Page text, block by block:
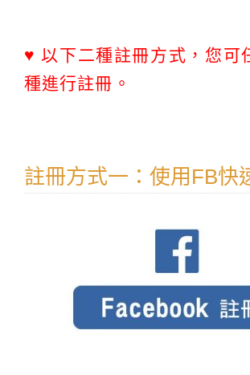
♥ 以下二種註冊方式，您可
種進行註冊。
註冊方式一：使用FB快